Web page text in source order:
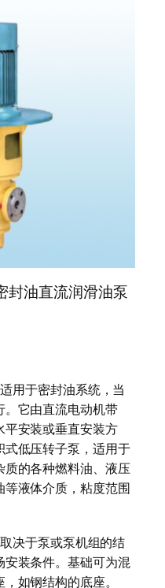
用于密封油系统，当
。它由直流电动机带
平安装或垂直安装方
式低压转子泵，适用于
的各种燃料油、液压
液体介质，粘度范围
决于泵或泵机组的结
装条件。基础可为混
如钢结构的底座。